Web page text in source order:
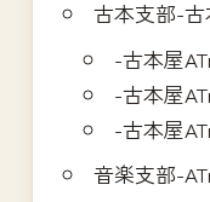
古本支部-古
-古本屋
-古本屋
-古本屋
音楽支部-